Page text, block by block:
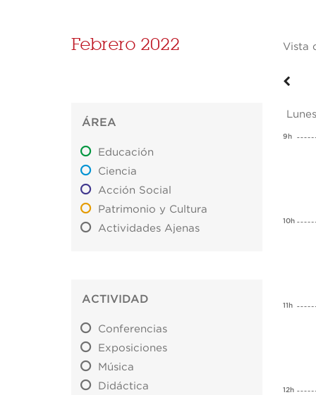
Febrero 2022 Vista
ÁREA
Educación
Ciencia
Acción Social
Patrimonio y Cultura
Actividades Ajenas
ACTIVIDAD
Conferencias
Exposiciones
Música
Didáctica
9h
10h
11h
12h